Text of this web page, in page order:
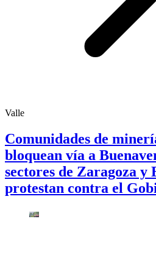
Valle
Comunidades de
bloquean vía a
sectores de Zaragoza y
protestan contra el